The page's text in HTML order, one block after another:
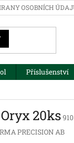
OSOBNÍCH
Příslušenství
20ks 910
PRECISION AB